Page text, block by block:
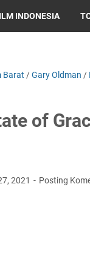
INDONESIA
Barat /Gary Oldman /
of
2021 Posting